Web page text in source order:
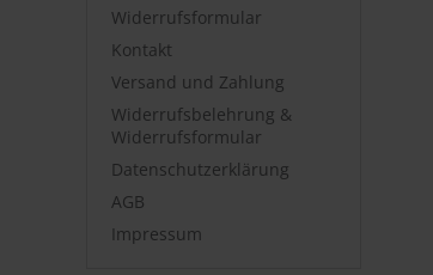
Widerrufsformular
Kontakt
Versand und Zahlung
Widerrufsbelehrung &
Widerrufsformular
Datenschutzerklärung
AGB
Impressum